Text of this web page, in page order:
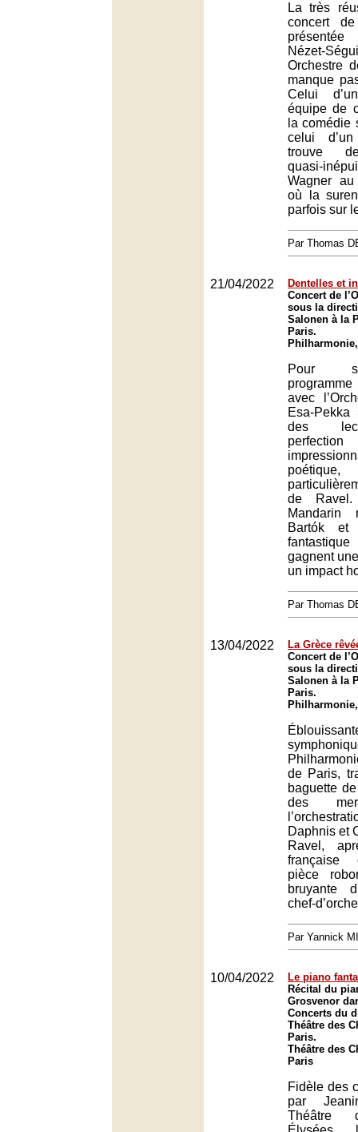
La très
concert
Nézet-
Orchestre
manque
Celui
équipe de
la comédie
celui
trouve
quasi-
Wagner
où la
parfois sur
Par Thomas
21/04/2022
Dentelles et
Concert de
sous la
Salonen à la
Paris.
Pour
avec
Esa-Pekka
des
de
Mandarin
Bartók et
gagnent
un impact
Par Thomas
13/04/2022
La Grèce
Concert de
sous la
Salonen à la
Paris.
de Paris,
baguette
des
Daphnis et
Ravel,
française
pièce
bruyante
chef-
Par Yannick
10/04/2022
Le piano
Récital du
Grosvenor
Concerts du
Théâtre des
Paris.
Théâtre des
Paris
Fidèle des
par
Théâtre